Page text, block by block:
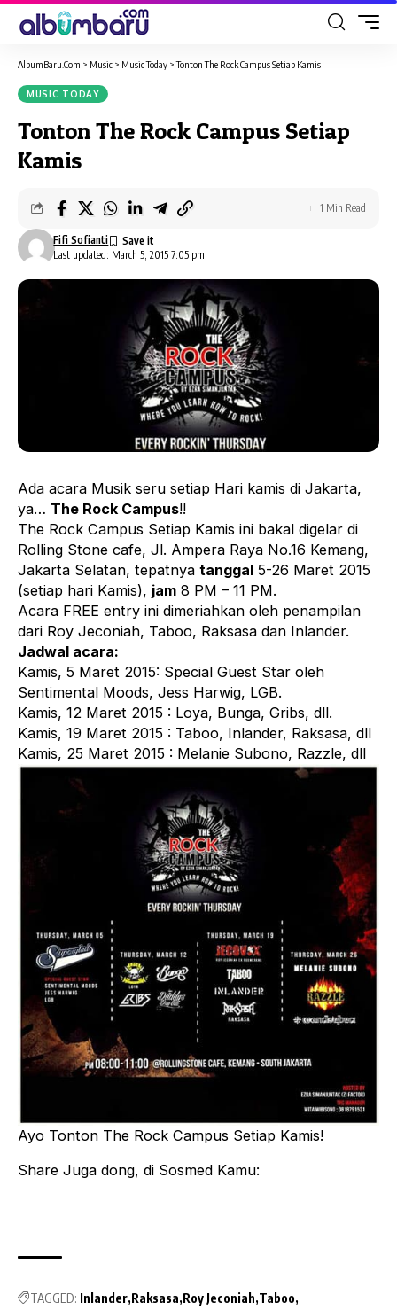
AlbumBaru.Com > Music > Music Today >Tonton The Rock Campus Setiap Kamis
MUSIC TODAY
Tonton The Rock Campus Setiap
Kamis
Last updated: March 5, 2015 7:05 pm
Fifi Sofianti
1 Min Read
Ada acara Musik seru setiap Hari kamis di Jakarta,
ya… The Rock Campus!!
The Rock Campus Setiap Kamis ini bakal digelar di
Rolling Stone cafe, Jl. Ampera Raya No.16 Kemang,
Jakarta Selatan, tepatnya tanggal 5-26 Maret 2015
(setiap hari Kamis), jam 8 PM – 11 PM.
Acara FREE entry ini dimeriahkan oleh penampilan
dari Roy Jeconiah, Taboo, Raksasa dan Inlander.
Jadwal acara:
Kamis, 5 Maret 2015: Special Guest Star oleh
Sentimental Moods, Jess Harwig, LGB.
Kamis, 12 Maret 2015 : Loya, Bunga, Gribs, dll.
Kamis, 19 Maret 2015 : Taboo, Inlander, Raksasa, dll
Kamis, 25 Maret 2015 : Melanie Subono, Razzle, dll
Ayo Tonton The Rock Campus Setiap Kamis!
Share Juga dong, di Sosmed Kamu:
TAGGED: Inlander Raksasa Roy Jeconiah Taboo